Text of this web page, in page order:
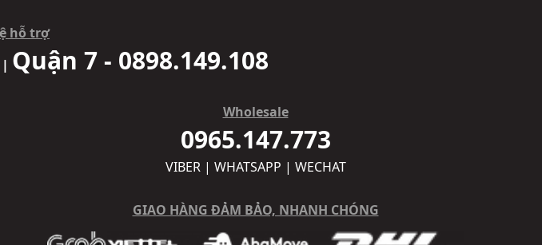
hỗ trợ
| Quận 7 - 0898.149.108
Wholesale
0965.147.773
VIBER | WHATSAPP | WECHAT
GIAO HÀNG ĐẢM BẢO, NHANH CHÓNG